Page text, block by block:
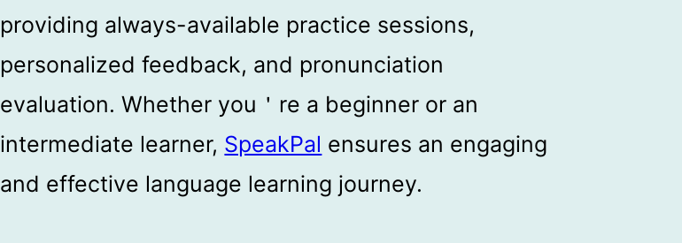
providing always-available practice sessions,
personalized feedback, and pronunciation
evaluation. Whether you＇re a beginner or an
intermediate learner, SpeakPal ensures an engaging
and effective language learning journey.